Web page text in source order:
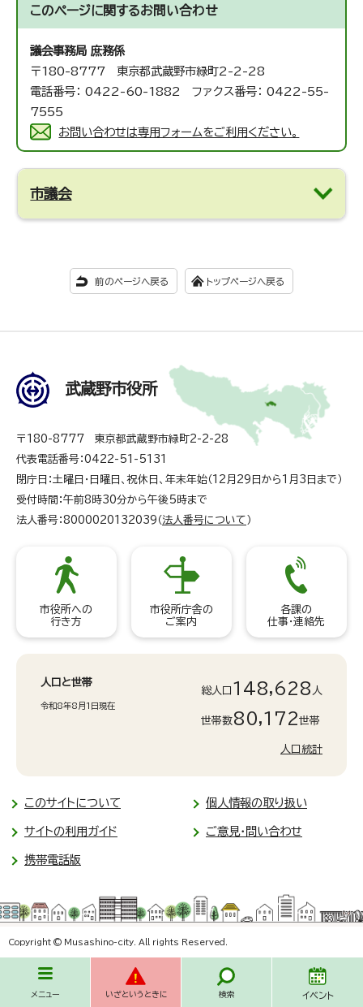
このページに関するお問い合わせ
議会事務局 庶務係
〒180-8777 東京都武蔵野市緑町2-2-28
電話番号： 0422-60-1882 ファクス番号： 0422-55-
7555
お問い合わせは専用フォームをご利用ください。
市議会
前のページへ戻る トップページへ戻る
メニュー いざというときに 検索 イベント
武蔵野市役所
〒180-8777 東京都武蔵野市緑町2-2-28
代表電話番号：0422-51-5131
閉庁日：土曜日・日曜日、祝休日、年末年始（12月29日から1月3日まで）
受付時間：午前8時30分から午後5時まで
法人番号：8000020132039（ 法人番号について ）
市役所への
行き方
市役所庁舎の
ご案内
各課の
仕事・連絡先
人口と世帯
令和8年8月1日現在
総人口 148,628 人
世帯数80,172世帯
人口統計
このサイトについて 個人情報の取り扱い
サイトの利用ガイド ご意見・問い合わせ
携帯電話版
Copyright © Musashino-city. All rights Reserved.